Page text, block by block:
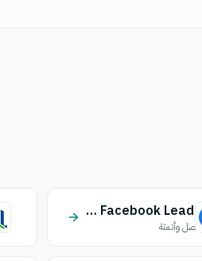
Quick Livraison + Facebook Leads
اتصل وأتمتة